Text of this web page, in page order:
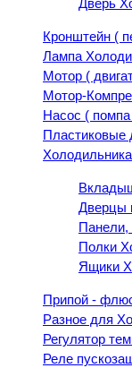
Дверь
Кронштейн (
Лампа
Мотор (
Мотор-
Насос (
Пластиковые
Холодильника
Дверцы
Панели,
Полки
Ящики
Припой -
Разное для
Регулятор
Реле